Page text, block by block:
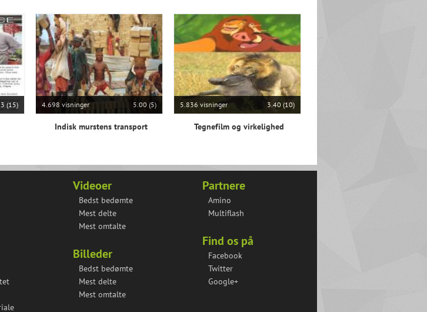
(15) 4.698 visninger 5.00 (5)
Indisk murstens transport
5.836 visninger 3.40 (10)
Tegnefilm og virkelighed
Partnere
Amino
Multiflash
Find os på
Facebook
Twitter
Google+
Videoer
Bedst bedømte
Mest delte
Mest omtalte
Billeder
Bedst bedømte
Mest delte
Mest omtalte